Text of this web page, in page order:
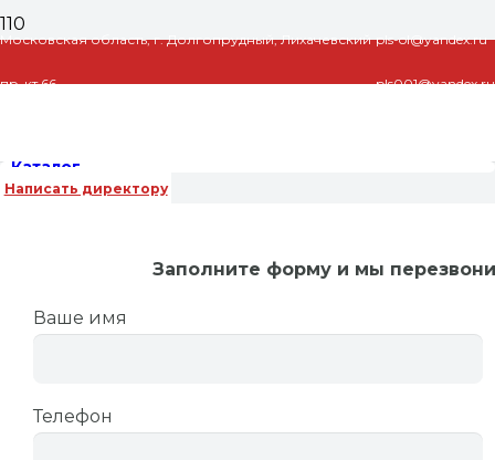
Московская область, г. Долгопрудный, Лихачевский
пр-кт 66
pls-ol@yandex.ru
pls001@yandex.ru
Каталог
Написать директору
Заполните форму и мы
Ваше имя
Телефон
циркуляционные Valtec (Валтек)/ Насос